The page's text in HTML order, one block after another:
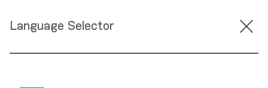
Language Selector